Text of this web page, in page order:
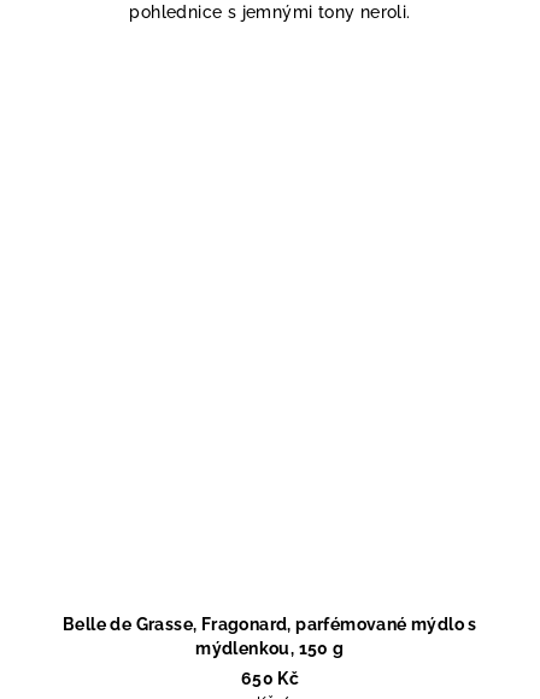
pohlednice s jemnými tony neroli.
Belle de Grasse, Fragonard, parfémované mýdlo s
mýdlenkou, 150 g
650 Kč